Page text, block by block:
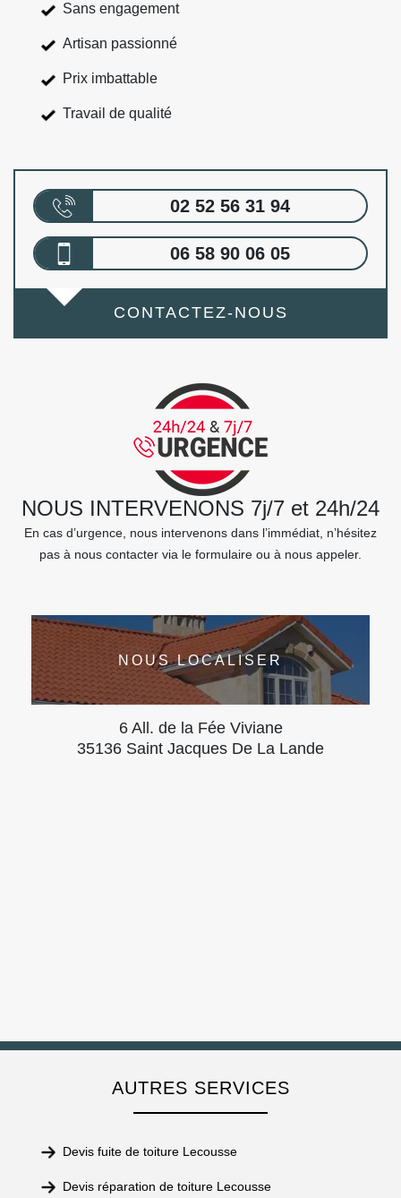
Sans engagement
Artisan passionné
Prix imbattable
Travail de qualité
02 52 56 31 94
06 58 90 06 05
CONTACTEZ-NOUS
NOUS INTERVENONS 7j/7 et 24h/24
En cas d’urgence, nous intervenons dans l’immédiat, n’hésitez
pas à nous contacter via le formulaire ou à nous appeler.
NOUS LOCALISER
6 All. de la Fée Viviane
35136 Saint Jacques De La Lande
AUTRES SERVICES
Devis fuite de toiture Lecousse
Devis réparation de toiture Lecousse